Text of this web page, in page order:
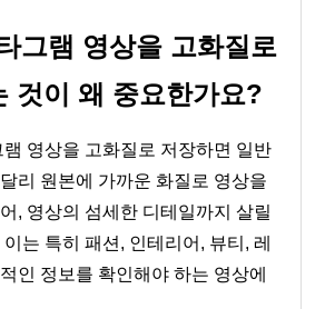
그램 영상을 고화질로
것이 왜 중요한가요?
램 영상을 고화질로 저장하면 일반
리 원본에 가까운 화질로 영상을
, 영상의 섬세한 디테일까지 살릴
는 특히 패션, 인테리어, 뷰티, 레
인 정보를 확인해야 하는 영상에